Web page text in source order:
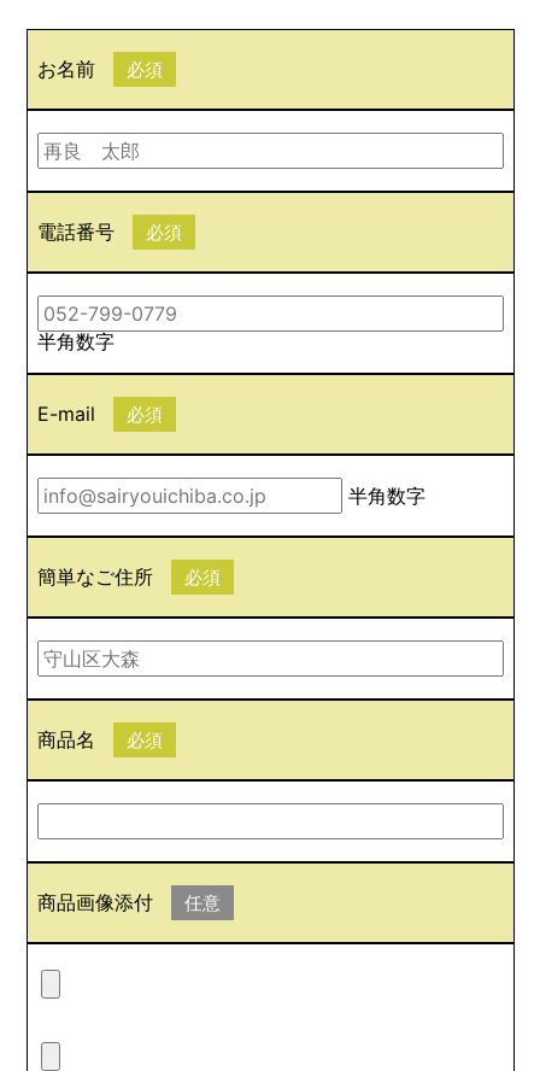
お名前 必須
電話番号 必須
半角数字
E-mail 必須
半角数字
簡単なご住所 必須
商品名 必須
商品画像添付 任意